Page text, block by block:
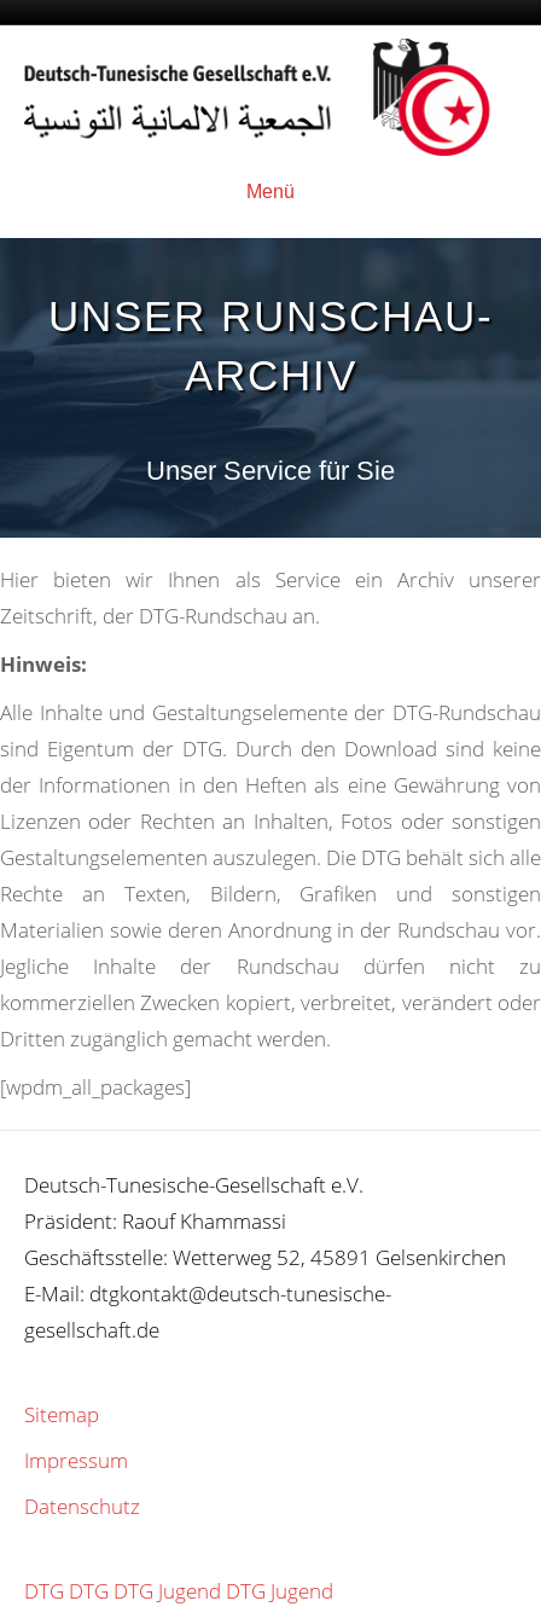
Menü
UNSER RUNSCHAU-
ARCHIV
Unser Service für Sie
Hier bieten wir Ihnen als Service ein Archiv unserer
Zeitschrift, der DTG-Rundschau an.
Hinweis:
Alle Inhalte und Gestaltungselemente der DTG-Rundschau
sind Eigentum der DTG. Durch den Download sind keine
der Informationen in den Heften als eine Gewährung von
Lizenzen oder Rechten an Inhalten, Fotos oder sonstigen
Gestaltungselementen auszulegen. Die DTG behält sich alle
Rechte an Texten, Bildern, Grafiken und sonstigen
Materialien sowie deren Anordnung in der Rundschau vor.
Jegliche Inhalte der Rundschau dürfen nicht zu
kommerziellen Zwecken kopiert, verbreitet, verändert oder
Dritten zugänglich gemacht werden.
[wpdm_all_packages]
Deutsch-Tunesische-Gesellschaft e.V.
Präsident: Raouf Khammassi
Geschäftsstelle: Wetterweg 52, 45891 Gelsenkirchen
E-Mail: dtgkontakt@deutsch-tunesische-
gesellschaft.de
Sitemap
Impressum
Datenschutz
DTG DTG DTG Jugend DTG Jugend